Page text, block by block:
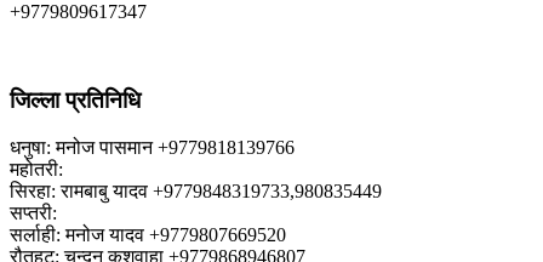
+9779809617347
जिल्ला प्रतिनिधि
धनुषा: मनोज पासमान +9779818139766
महोतरी:
सिरहा: रामबाबु यादव +9779848319733,980835449
सप्तरी:
सर्लाही: मनोज यादव +9779807669520
रौतहट: चन्दन कुशवाहा +9779868946807